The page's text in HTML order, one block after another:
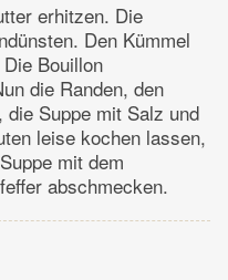
erhitzen. Die
Den Kümmel
Bouillon
die Randen, den
die Suppe mit Salz und
leise kochen lassen,
mit dem
abschmecken.